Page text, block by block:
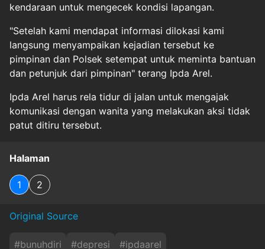
kendaraan untuk mengecek kondisi lapangan.
"Setelah kami mendapat informasi dilokasi kami
langsung menyampaikan kejadian tersebut ke
pimpinan dan Polsek setempat untuk meminta bantuan
dan petunjuk dari pimpinan" terang Ipda Arel.
Ipda Arel harus rela tidur di jalan untuk mengajak
komunikasi dengan wanita yang melakukan aksi tidak
patut ditiru tersebut.
Halaman
1 2
Original Source
#bunuhdiri #depresi #ipdaarel